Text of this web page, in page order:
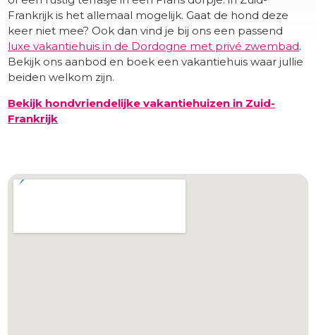
Frankrijk is het allemaal mogelijk. Gaat de hond deze
keer niet mee? Ook dan vind je bij ons een passend
luxe vakantiehuis in de Dordogne met privé zwembad.
Bekijk ons aanbod en boek een vakantiehuis waar jullie
beiden welkom zijn.
Bekijk hondvriendelijke vakantiehuizen in Zuid-
Frankrijk